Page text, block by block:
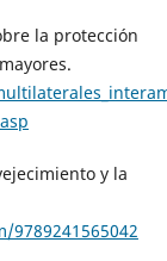
la protección
y la